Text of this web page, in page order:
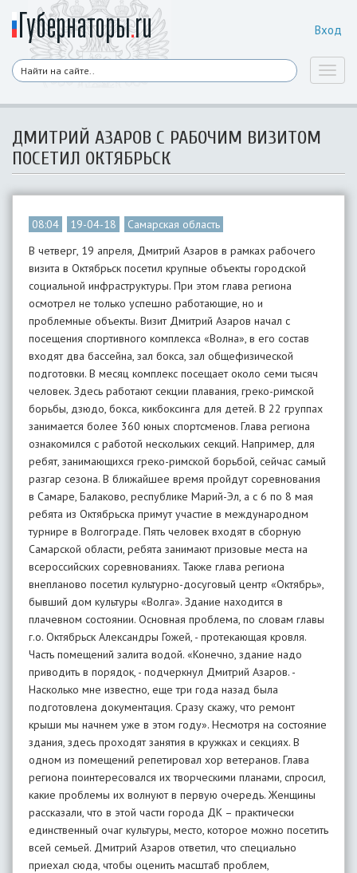
Вход
ДМИТРИЙ АЗАРОВ С РАБОЧИМ ВИЗИТОМ
ПОСЕТИЛ ОКТЯБРЬСК
08:04 19-04-18
Самарская область
В четверг, 19 апреля, Дмитрий Азаров в рамках рабочего
визита в Октябрьск посетил крупные объекты городской
социальной инфраструктуры. При этом глава региона
осмотрел не только успешно работающие, но и
проблемные объекты. Визит Дмитрий Азаров начал с
посещения спортивного комплекса «Волна», в его состав
входят два бассейна, зал бокса, зал общефизической
подготовки. В месяц комплекс посещает около семи тысяч
человек. Здесь работают секции плавания, греко-римской
борьбы, дзюдо, бокса, кикбоксинга для детей. В 22 группах
занимается более 360 юных спортсменов. Глава региона
ознакомился с работой нескольких секций. Например, для
ребят, занимающихся греко-римской борьбой, сейчас самый
разгар сезона. В ближайшее время пройдут соревнования
в Самаре, Балаково, республике Марий-Эл, а с 6 по 8 мая
ребята из Октябрьска примут участие в международном
турнире в Волгограде. Пять человек входят в сборную
Самарской области, ребята занимают призовые места на
всероссийских соревнованиях. Также глава региона
внепланово посетил культурно-досуговый центр «Октябрь»,
бывший дом культуры «Волга». Здание находится в
плачевном состоянии. Основная проблема, по словам главы
г.о. Октябрьск Александры Гожей, - протекающая кровля.
Часть помещений залита водой. «Конечно, здание надо
приводить в порядок, - подчеркнул Дмитрий Азаров. -
Насколько мне известно, еще три года назад была
подготовлена документация. Сразу скажу, что ремонт
крыши мы начнем уже в этом году». Несмотря на состояние
здания, здесь проходят занятия в кружках и секциях. В
одном из помещений репетировал хор ветеранов. Глава
региона поинтересовался их творческими планами, спросил,
какие проблемы их волнуют в первую очередь. Женщины
рассказали, что в этой части города ДК – практически
единственный очаг культуры, место, которое можно посетить
всей семьей. Дмитрий Азаров ответил, что специально
приехал сюда, чтобы оценить масштаб проблем,